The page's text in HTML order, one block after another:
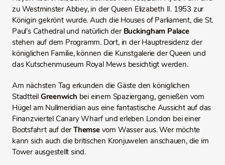
zu Westminster Abbey, in der Queen Elizabeth II. 1953 zur
Königin gekrönt wurde. Auch die Houses of Parliament, die St.
Paul’s Cathedral und natürlich der Buckingham Palace
stehen auf dem Programm. Dort, in der Hauptresidenz der
königlichen Familie, können die Kunstgalerie der Queen und
das Kutschenmuseum Royal Mews besichtigt werden.
Am nächsten Tag erkunden die Gäste den königlichen
Stadtteil Greenwich bei einem Spaziergang, genießen vom
Hügel am Nullmeridian aus eine fantastische Aussicht auf das
Finanzviertel Canary Wharf und erleben London bei einer
Bootsfahrt auf derThemsevom Wasser aus. Wer möchte
kann sich auch die britischen Kronjuwelen anschauen, die im
Tower ausgestellt sind.